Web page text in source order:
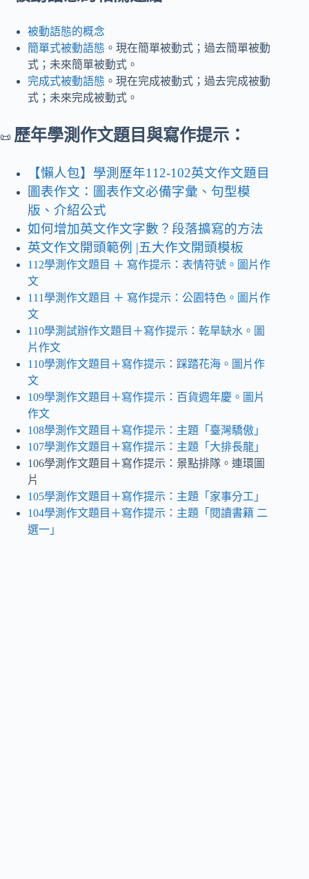
被動語態的概念
簡單式被動語態 。現在簡單被動式；過去簡單被動
式；未來簡單被動式。
完成式被動語態 。現在完成被動式；過去完成被動
式；未來完成被動式。
📜 歷年學測作文題目與寫作提示：
【懶人包】學測歷年112-102英文作文題目
圖表作文：圖表作文必備字彙、句型模
版、介紹公式
如何增加英文作文字數？段落擴寫的方法
英文作文開頭範例 |五大作文開頭模板
112學測作文題目 ＋ 寫作提示 ：表情符號。圖片作
文
111學測作文題目 ＋ 寫作提示：公園特色。圖片作
文
110學測試辦作文題目＋寫作提示：乾旱缺水 。 圖
片作文
110學測作文題目＋寫作提示：踩踏花海。圖片作
文
109學測作文題目＋寫作提示：百貨週年慶 。 圖片
作文
108學測作文題目＋寫作提示：主題「臺灣驕傲」
107學測作文題目＋寫作提示：主題「大排長龍」
106學測作文題目＋寫作提示：景點排隊。連環圖
片
105學測作文題目＋寫作提示：主題「家事分工」
104學測作文題目＋寫作提示：主題「閱讀書籍 二
選一」